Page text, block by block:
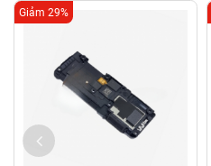
Giảm 29%